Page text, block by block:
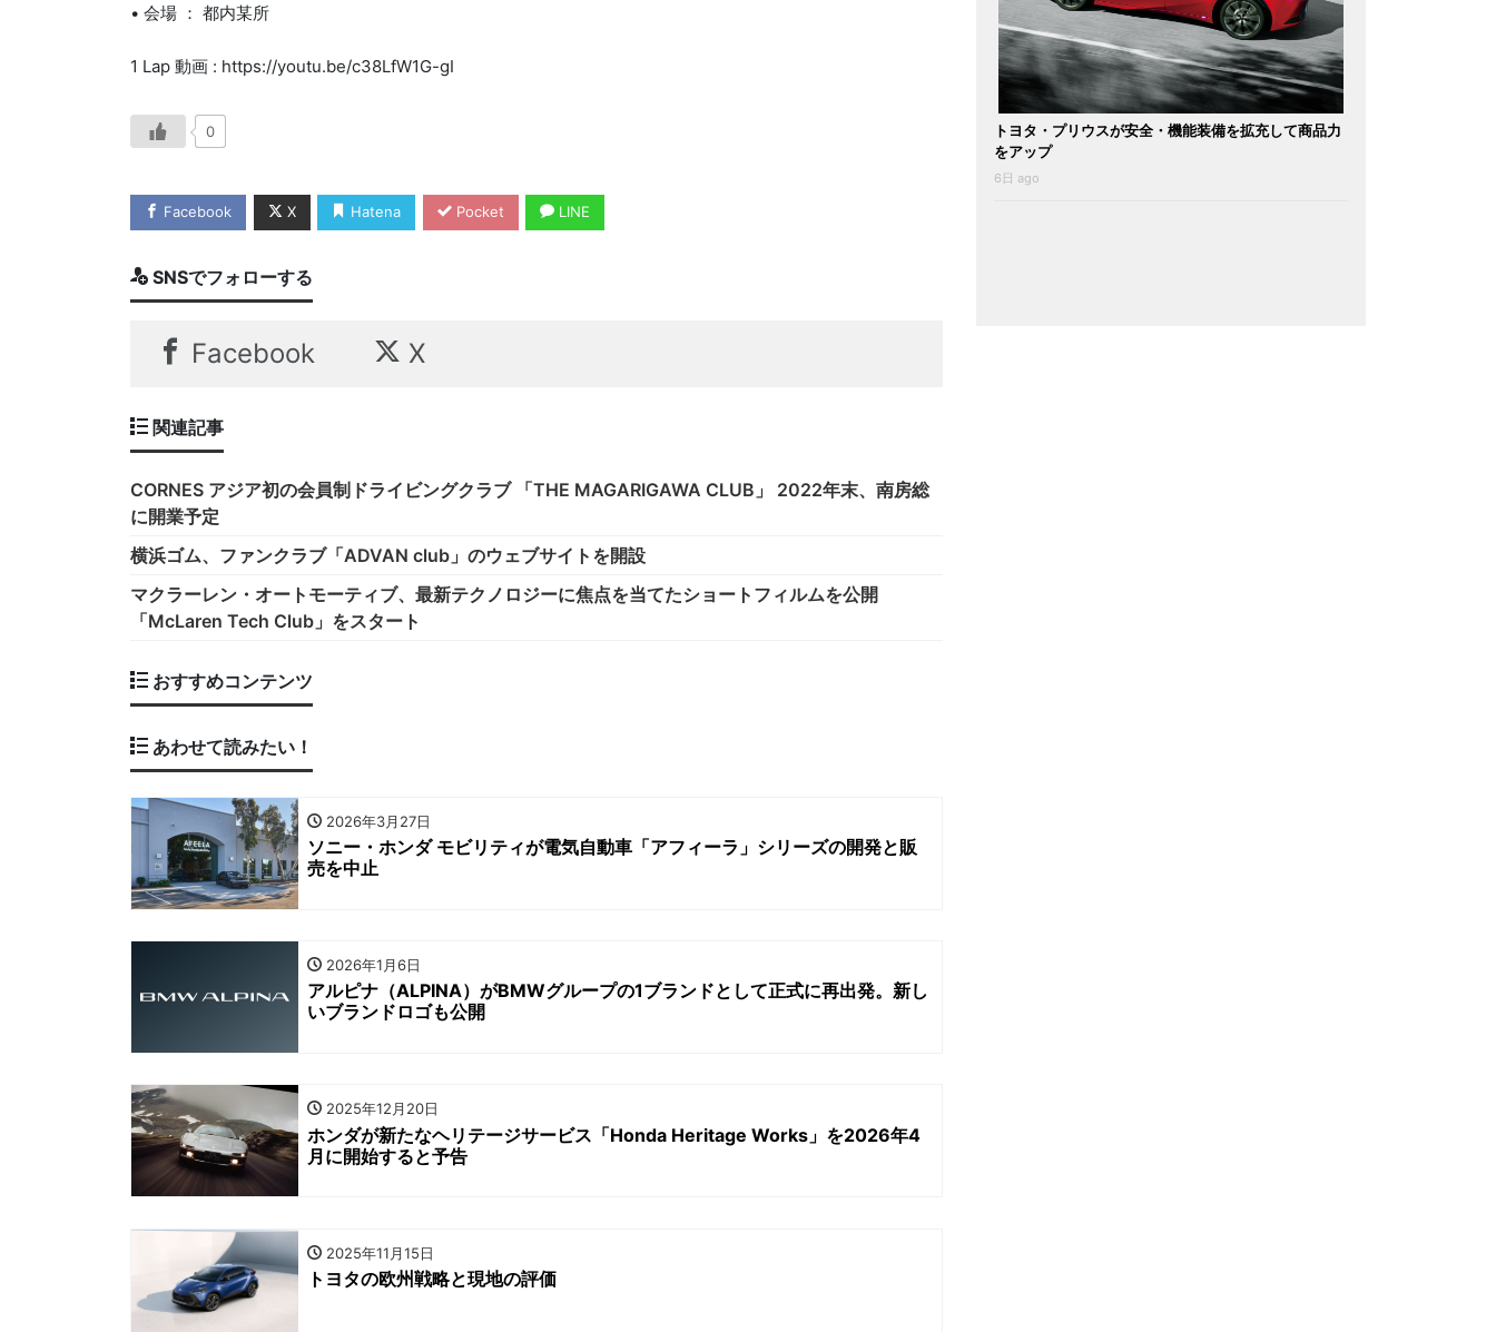
• 会場 ： 都内某所
1 Lap 動画 : https://youtu.be/c38LfW1G-gI
0
Facebook X Hatena Pocket LINE
SNSでフォローする
Facebook X
関連記事
CORNES アジア初の会員制ドライビングクラブ 「THE MAGARIGAWA CLUB」 2022年末、南房総
に開業予定
横浜ゴム、ファンクラブ「ADVAN club」のウェブサイトを開設
マクラーレン・オートモーティブ、最新テクノロジーに焦点を当てたショートフィルムを公開
「McLaren Tech Club」をスタート
おすすめコンテンツ
あわせて読みたい！
2026年3月27日
ソニー・ホンダ モビリティが電気自動車「アフィーラ」シリーズの開発と販
売を中止
2026年1月6日
アルピナ（ALPINA）がBMWグループの1ブランドとして正式に再出発。新し
いブランドロゴも公開
2025年12月20日
ホンダが新たなヘリテージサービス「Honda Heritage Works」を2026年4
月に開始すると予告
2025年11月15日
トヨタの欧州戦略と現地の評価
トヨタ・プリウスが安全・機能装備を拡充して商品力
をアップ
6日 ago